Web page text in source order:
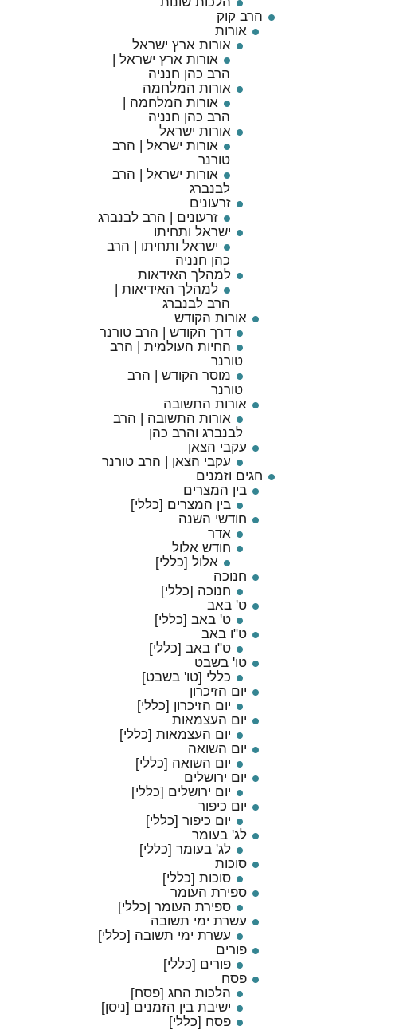
הרב קוק
אורות
אורות ארץ ישראל
אורות ארץ ישראל |
הרב כהן חנניה
אורות המלחמה
אורות המלחמה |
הרב כהן חנניה
אורות ישראל
אורות ישראל | הרב
טורנר
אורות ישראל | הרב
לבנברג
זרעונים
זרעונים | הרב לבנברג
ישראל ותחיתו
ישראל ותחיתו | הרב
כהן חנניה
למהלך האידאות
למהלך האידיאות |
הרב לבנברג
אורות הקודש
דרך הקודש | הרב טורנר
החיות העולמית | הרב
טורנר
מוסר הקודש | הרב
טורנר
אורות התשובה
אורות התשובה | הרב
לבנברג והרב כהן
עקבי הצאן
עקבי הצאן | הרב טורנר
חגים וזמנים
בין המצרים
בין המצרים [כללי]
חודשי השנה
אדר
חודש אלול
אלול [כללי]
חנוכה
חנוכה [כללי]
ט' באב
ט' באב [כללי]
ט"ו באב
ט"ו באב [כללי]
טו' בשבט
כללי [טו' בשבט]
יום הזיכרון
יום הזיכרון [כללי]
יום העצמאות
יום העצמאות [כללי]
יום השואה
יום השואה [כללי]
יום ירושלים
יום ירושלים [כללי]
יום כיפור
יום כיפור [כללי]
לג' בעומר
לג' בעומר [כללי]
סוכות
סוכות [כללי]
ספירת העומר
ספירת העומר [כללי]
עשרת ימי תשובה
עשרת ימי תשובה [כללי]
פורים
פורים [כללי]
פסח
הלכות החג [פסח]
ישיבת בין הזמנים [ניסן]
פסח [כללי]